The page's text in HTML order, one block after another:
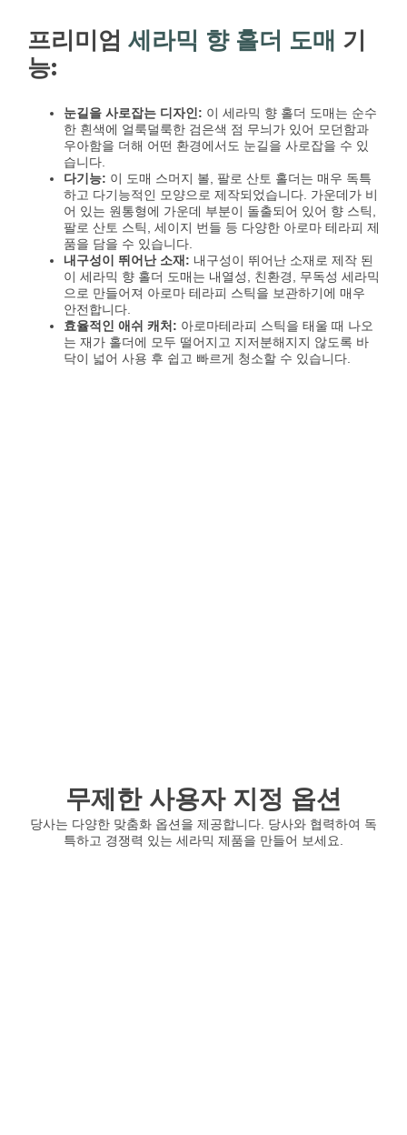
프리미엄 세라믹 향 홀더 도매 기
능:
눈길을 사로잡는 디자인: 이 세라믹 향 홀더 도매는 순수
한 흰색에 얼룩덜룩한 검은색 점 무늬가 있어 모던함과
우아함을 더해 어떤 환경에서도 눈길을 사로잡을 수 있
습니다.
다기능: 이 도매 스머지 볼, 팔로 산토 홀더는 매우 독특
하고 다기능적인 모양으로 제작되었습니다. 가운데가 비
어 있는 원통형에 가운데 부분이 돌출되어 있어 향 스틱,
팔로 산토 스틱, 세이지 번들 등 다양한 아로마 테라피 제
품을 담을 수 있습니다.
내구성이 뛰어난 소재: 내구성이 뛰어난 소재로 제작 된
이 세라믹 향 홀더 도매는 내열성, 친환경, 무독성 세라믹
으로 만들어져 아로마 테라피 스틱을 보관하기에 매우
안전합니다.
효율적인 애쉬 캐처: 아로마테라피 스틱을 태울 때 나오
는 재가 홀더에 모두 떨어지고 지저분해지지 않도록 바
닥이 넓어 사용 후 쉽고 빠르게 청소할 수 있습니다.
무제한 사용자 지정 옵션
당사는 다양한 맞춤화 옵션을 제공합니다. 당사와 협력하여 독
특하고 경쟁력 있는 세라믹 제품을 만들어 보세요.